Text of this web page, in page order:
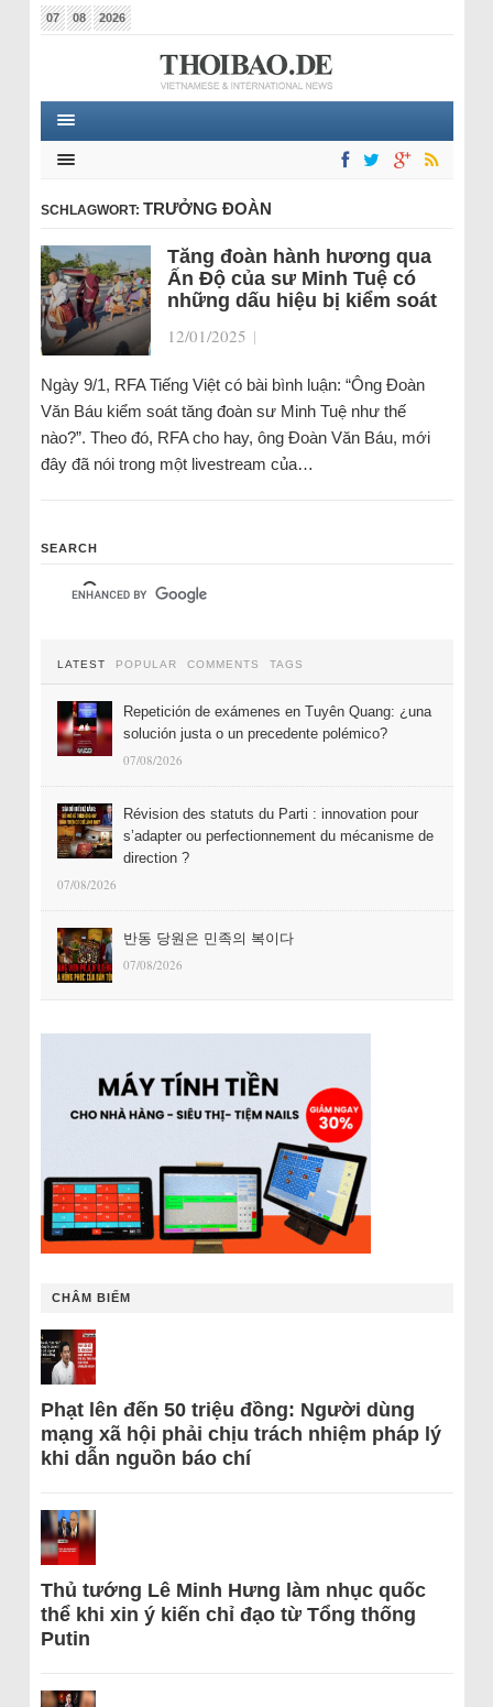
07 08 2026
SCHLAGWORT: TRƯỞNG ĐOÀN
Tăng đoàn hành hương qua
Ấn Độ của sư Minh Tuệ có
những dấu hiệu bị kiểm soát
12/01/2025 |
Ngày 9/1, RFA Tiếng Việt có bài bình luận: “Ông Đoàn
Văn Báu kiểm soát tăng đoàn sư Minh Tuệ như thế
nào?”. Theo đó, RFA cho hay, ông Đoàn Văn Báu, mới
đây đã nói trong một livestream của…
SEARCH
LATEST POPULAR COMMENTS TAGS
Repetición de exámenes en Tuyên Quang: ¿una
solución justa o un precedente polémico?
07/08/2026
Révision des statuts du Parti : innovation pour
s’adapter ou perfectionnement du mécanisme de
direction ?
07/08/2026
반동 당원은 민족의 복이다
07/08/2026
CHÂM BIẾM
Phạt lên đến 50 triệu đồng: Người dùng
mạng xã hội phải chịu trách nhiệm pháp lý
khi dẫn nguồn báo chí
Thủ tướng Lê Minh Hưng làm nhục quốc
thể khi xin ý kiến chỉ đạo từ Tổng thống
Putin